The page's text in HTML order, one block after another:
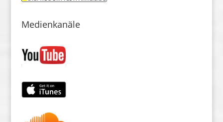
Medienkanäle